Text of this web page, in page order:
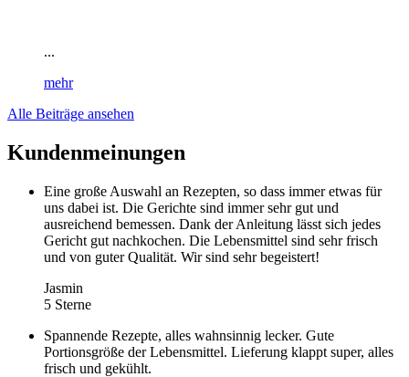
...
mehr
Alle Beiträge ansehen
Kundenmeinungen
Eine große Auswahl an Rezepten, so dass immer etwas für
uns dabei ist. Die Gerichte sind immer sehr gut und
ausreichend bemessen. Dank der Anleitung lässt sich jedes
Gericht gut nachkochen. Die Lebensmittel sind sehr frisch
und von guter Qualität. Wir sind sehr begeistert!
Jasmin
5 Sterne
Spannende Rezepte, alles wahnsinnig lecker. Gute
Portionsgröße der Lebensmittel. Lieferung klappt super, alles
frisch und gekühlt.